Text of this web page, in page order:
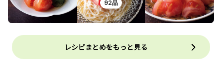
92品
レシピまとめをもっと見る